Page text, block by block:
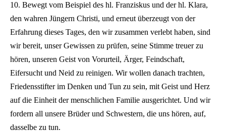
10. Bewegt vom Beispiel des hl. Franziskus und der hl. Klara,
den wahren Jüngern Christi, und erneut überzeugt von der
Erfahrung dieses Tages, den wir zusammen verlebt haben, sind
wir bereit, unser Gewissen zu prüfen, seine Stimme treuer zu
hören, unseren Geist von Vorurteil, Ärger, Feindschaft,
Eifersucht und Neid zu reinigen. Wir wollen danach trachten,
Friedensstifter im Denken und Tun zu sein, mit Geist und Herz
auf die Einheit der menschlichen Familie ausgerichtet. Und wir
fordern all unsere Brüder und Schwestern, die uns hören, auf,
dasselbe zu tun.